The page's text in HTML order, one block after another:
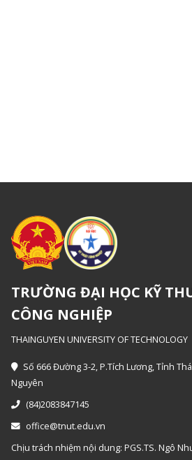
TRƯỜNG ĐẠI HỌC KỸ
CÔNG NGHIỆP
THAINGUYEN UNIVERSITY OF TECHNOLOGY
Số 666 Đường 3-2, P.Tích Lương, Tỉnh
Nguyên
(84)2083847145
office@tnut.edu.vn
Chịu trách nhiệm nội dung: PGS.TS. Ngô